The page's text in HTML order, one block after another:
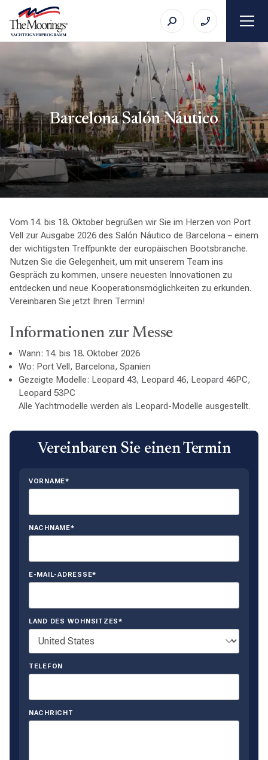
Barcelona Salón Náutico
Vom 14. bis 18. Oktober begrüßen wir Sie im Herzen von Port
Vell zur Ausgabe 2026 des Salón Náutico de Barcelona – einem
der wichtigsten Treffpunkte der europäischen Bootsbranche.
Nutzen Sie die Gelegenheit, um mit unserem Team ins
Gespräch zu kommen, unsere neuesten Innovationen zu
entdecken und neue Kooperationsmöglichkeiten zu erkunden.
Vereinbaren Sie jetzt Ihren Termin!
Informationen zur Messe
Wann: 14. bis 18. Oktober 2026
Wo: Port Vell, Barcelona, Spanien
Gezeigte Modelle: Leopard 43, Leopard 46, Leopard 46PC,
Leopard 53PC
Alle Yachtmodelle werden als Leopard-Modelle ausgestellt.
Vereinbaren Sie einen Termin
VORNAME*
NACHNAME*
E-MAIL-ADRESSE*
LAND DES WOHNSITZES*
TELEFON
NACHRICHT